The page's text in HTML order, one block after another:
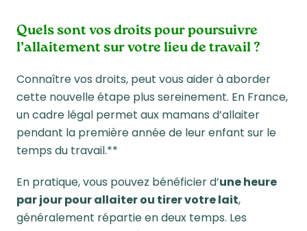
Quels sont vos droits pour poursuivre
l’allaitement sur votre lieu de travail ?
Connaître vos droits, peut vous aider à aborder
cette nouvelle étape plus sereinement. En France,
un cadre légal permet aux mamans d’allaiter
pendant la première année de leur enfant sur le
temps du travail.**
En pratique, vous pouvez bénéficier d’une heure
par jour pour allaiter ou tirer votre lait,
généralement répartie en deux temps. Les